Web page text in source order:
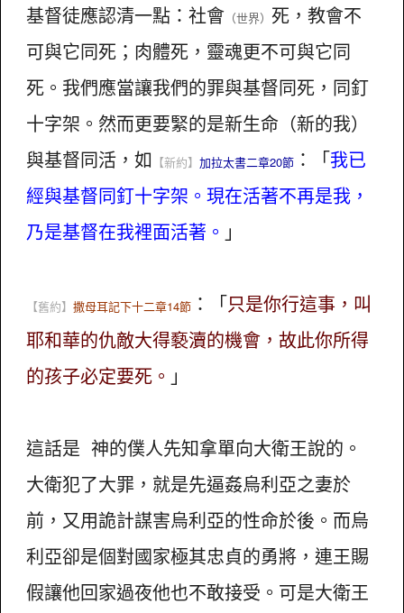
基督徒應認清一點：社會 （世界）死，教會不
可與它同死；肉體死，靈魂更不可與它同
死。我們應當讓我們的罪與基督同死，同釘
十字架。然而更要緊的是新生命（新的我）
與基督同活，如 【新約】加拉太書二章20節 ：「我已
經與基督同釘十字架。現在活著不再是我，
乃是基督在我裡面活著。 」
【舊約】撒母耳記下十二章14節 ：「只是你行這事，叫
耶和華的仇敵大得褻瀆的機會，故此你所得
的孩子必定要死。 」
這話是 神的僕人先知拿單向大衛王說的。
大衛犯了大罪，就是先逼姦烏利亞之妻於
前，又用詭計謀害烏利亞的性命於後。而烏
利亞卻是個對國家極其忠貞的勇將，連王賜
假讓他回家過夜他也不敢接受。可是大衛王